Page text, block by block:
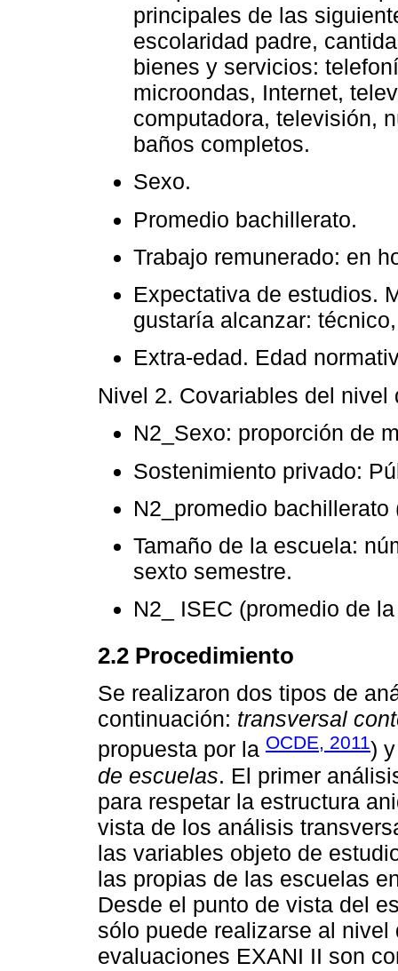
principales de las
escolaridad padre,
bienes y servicios:
microondas, Internet,
computadora, televisión,
baños completos.
Sexo.
Promedio bachillerato.
Trabajo remunerado: en
Expectativa de estudios.
gustaría alcanzar:
Extra-edad. Edad
Nivel 2. Covariables del nivel
N2_Sexo: proporción de
Sostenimiento privado:
N2_promedio
Tamaño de la escuela:
sexto semestre.
N2_ ISEC (promedio de
2.2 Procedimiento
Se realizaron dos tipos de
continuación: transversal
propuesta por la OCDE, 2011)
de escuelas. El primer
para respetar la estructura
vista de los análisis
las variables objeto de
las propias de las escuelas
Desde el punto de vista del
sólo puede realizarse al
evaluaciones EXANI II son